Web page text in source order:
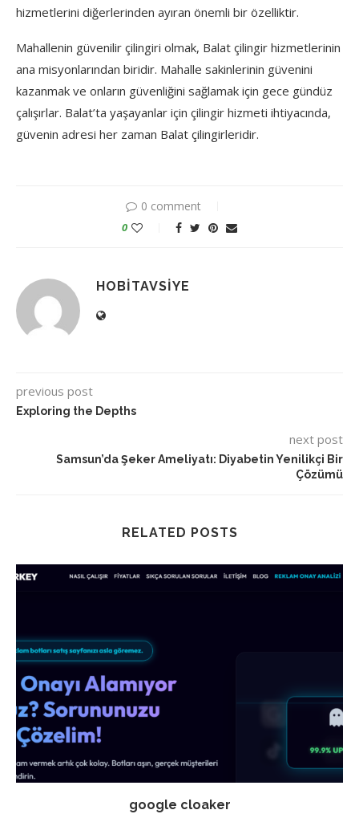
hizmetlerini diğerlerinden ayıran önemli bir özelliktir.
Mahallenin güvenilir çilingiri olmak, Balat çilingir hizmetlerinin
ana misyonlarından biridir. Mahalle sakinlerinin güvenini
kazanmak ve onların güvenliğini sağlamak için gece gündüz
çalışırlar. Balat’ta yaşayanlar için çilingir hizmeti ihtiyacında,
güvenin adresi her zaman Balat çilingirleridir.
0 comment
0
HOBITAVSIYE
previous post
Exploring the Depths
next post
Samsun’da Şeker Ameliyatı: Diyabetin Yenilikçi Bir
Çözümü
RELATED POSTS
google cloaker